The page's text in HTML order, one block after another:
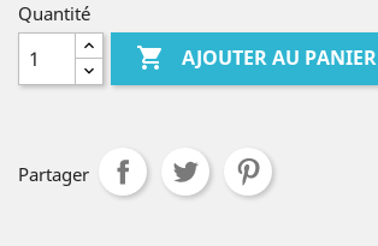
Quantité
 AJOUTER AU PANIER
Partager